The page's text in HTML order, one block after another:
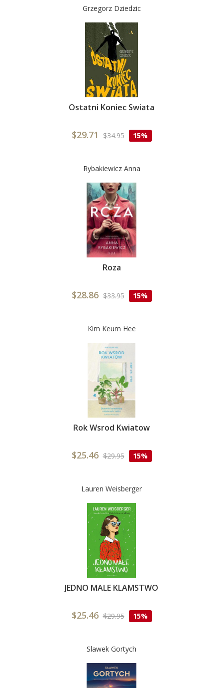
Grzegorz Dziedzic
Ostatni Koniec Swiata
$29.71 $34.95 15%
Rybakiewicz Anna
Roza
$28.86 $33.95 15%
Kim Keum Hee
Rok Wsrod Kwiatow
$25.46 $29.95 15%
Lauren Weisberger
JEDNO MALE KLAMSTWO
$25.46 $29.95 15%
Slawek Gortych